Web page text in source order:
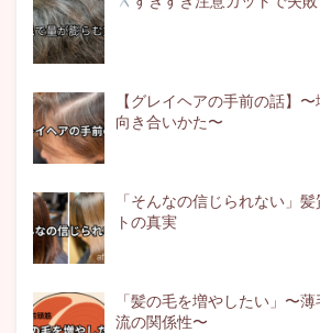
【グレイヘアの手前の話】
向き合いかた〜
「そんなの信じられない」
トの真実
「髪の毛を増やしたい」〜
流の関係性〜